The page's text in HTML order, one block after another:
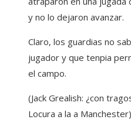
y no lo dejaron avanzar.
Claro, los guardias no
jugador y que tenpia
el campo.
(Jack Grealish: ¿con
Locura a la a Manchester)